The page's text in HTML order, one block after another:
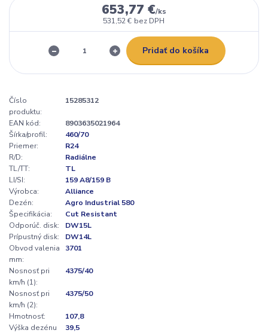
653,77 €/ks
531,52 € bez DPH
Pridať do košíka
Číslo
produktu:
15285312
EAN kód:
8903635021964
Šírka/profil:
460/70
Priemer:
R24
R/D:
Radiálne
TL/TT:
TL
LI/SI:
159 A8/159 B
Výrobca:
Alliance
Dezén:
Agro Industrial 580
Špecifikácia:
Cut Resistant
Odporúč. disk:
DW15L
Prípustný disk:
DW14L
Obvod valenia
mm:
3701
Nosnosť pri
km/h (1):
4375/40
Nosnosť pri
km/h (2):
4375/50
Hmotnosť:
107,8
Výška dezénu
39,5